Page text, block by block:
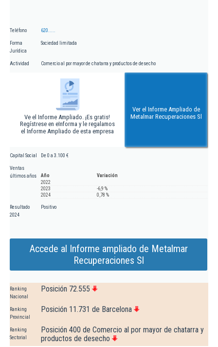
Teléfono 620.....
Forma
Jurídica
Sociedad limitada
Actividad Comercio al por mayor de chatarra y productos de desecho
Ve el Informe Ampliado. ¡Es gratis!
Regístrese en eInforma y le regalamos
el Informe Ampliado de esta empresa
Ver el Informe Ampliado de
Metalmar Recuperaciones Sl
Capital Social De 0 a 3.100 €
Ventas
últimos años
Año
Variación
2022
2023
-6,9 %
2024
0,78 %
Resultado
2024
Positivo
Accede al Informe ampliado de Metalmar
Recuperaciones Sl
Ranking
Nacional
Posición 72.555
Ranking
Provincial
Posición 11.731 de Barcelona
Ranking
Sectorial
Posición 400 de Comercio al por mayor de chatarra y
productos de desecho